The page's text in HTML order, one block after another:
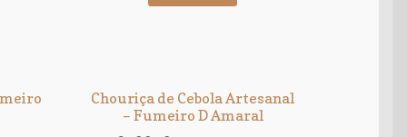
Chouriça de Cebola Artesanal
– Fumeiro D Amaral